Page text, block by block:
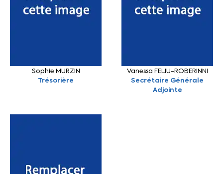
Sophie MURZIN
Trésorière
Vanessa FELIU-ROBERINNI
Secrétaire Générale
Adjointe